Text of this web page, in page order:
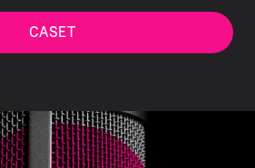
CASET